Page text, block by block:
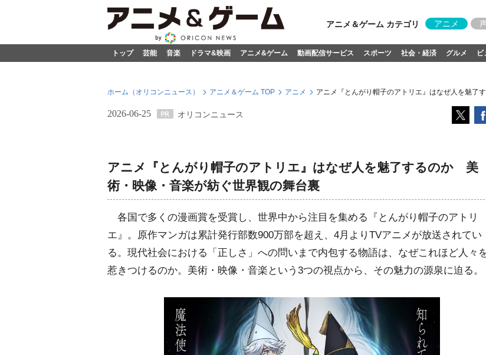
アニメ＆ゲーム カテゴリ アニメ
トップ 芸能 音楽 ドラマ&映画 アニメ&ゲーム 動画配信サービス スポーツ 社会・経済 グルメ ビ
ホーム（オリコンニュース） アニメ＆ゲーム TOP アニメ アニメ『とんがり帽子のアトリエ』はなぜ人を魅
2026-06-25 オリコンニュース
アニメ『とんがり帽子のアトリエ』はなぜ人を魅了するのか 美
術・映像・音楽が紡ぐ世界観の舞台裏
各国で多くの漫画賞を受賞し、世界中から注目を集める『とんがり帽子のアトリ
エ』。原作マンガは累計発行部数900万部を超え、4月よりTVアニメが放送されてい
る。現代社会における「正しさ」への問いまで内包する物語は、なぜこれほど人々
惹きつけるのか。美術・映像・音楽という3つの視点から、その魅力の源泉に迫る。